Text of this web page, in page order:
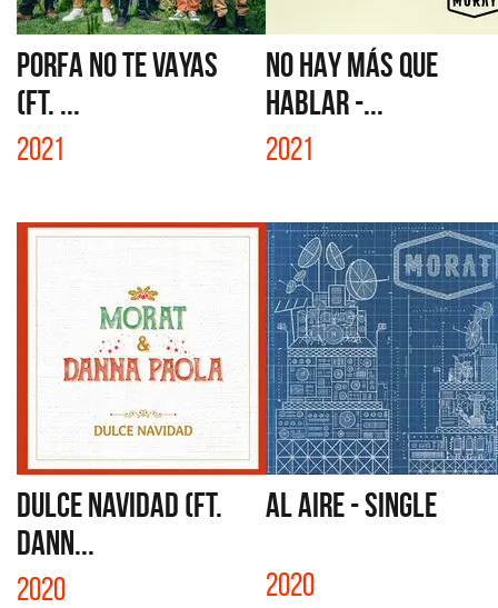
PORFA NO TE VAYAS
(FT. ...
2021
NO HAY MÁS QUE
HABLAR -...
2021
DULCE NAVIDAD (FT.
DANN...
2020
AL AIRE - SINGLE
2020